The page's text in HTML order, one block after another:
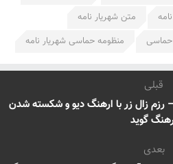
متن شهریار نامه
حماسی منظومه حماسی شهریار نامه
قبلی
رزم زال زر با ارهنگ دیو و شکسته شدن
گوید
بعدی